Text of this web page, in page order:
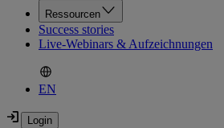
Ressourcen
Success stories
Live-Webinars & Aufzeichnungen
EN